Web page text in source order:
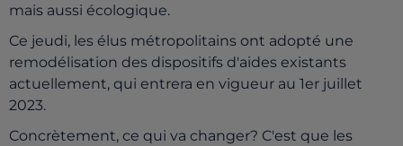
mais aussi écologique.
Ce jeudi, les élus métropolitains ont adopté une
remodélisation des dispositifs d'aides existants
actuellement, qui entrera en vigueur au 1er juillet
2023.
Concrètement, ce qui va changer? C'est que les